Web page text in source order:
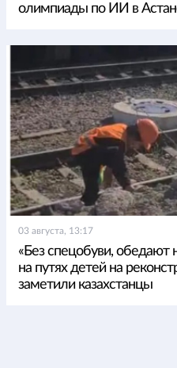
олимпиады по ИИ в
03 августа, 13:17
«Без спецобуви, обедают
на путях детей на
заметили казахстанцы